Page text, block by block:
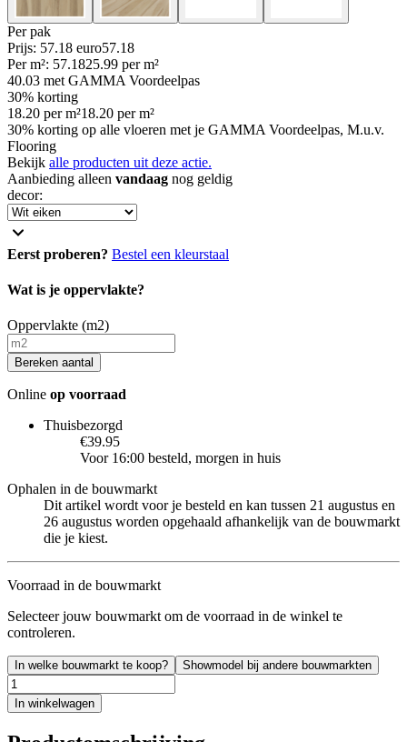
Per pak
Prijs: 57.18 euro57.18
Per m²: 57.1825.99 per m²
40.03 met GAMMA Voordeelpas
30% korting
18.20 per m²18.20 per m²
30% korting op alle vloeren met je GAMMA Voordeelpas, M.u.v.
Flooring
Bekijk alle producten uit deze actie.
Aanbieding alleen vandaag nog geldig
decor:
Eerst proberen? Bestel een kleurstaal
Wat is je oppervlakte?
Oppervlakte (m2)
Bereken aantal
Online op voorraad
Thuisbezorgd
€39.95
Voor 16:00 besteld, morgen in huis
Ophalen in de bouwmarkt
Dit artikel wordt voor je besteld en kan tussen 21 augustus en
26 augustus worden opgehaald afhankelijk van de bouwmarkt
die je kiest.
Voorraad in de bouwmarkt
Selecteer jouw bouwmarkt om de voorraad in de winkel te
controleren.
In welke bouwmarkt te koop? Showmodel bij andere bouwmarkten
In winkelwagen